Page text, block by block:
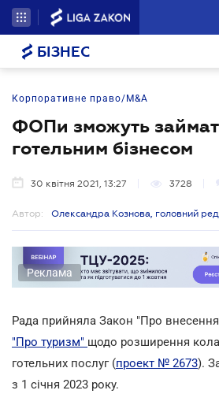
БІЗНЕС
Корпоративне право/M&A
ФОПи зможуть
готельним бізнесом
30 квітня 2021, 13:27 3728
Автор: Олександра Кознова, головний
Реклама
Рада прийняла Закон "Про
"Про туризм" щодо розширення кола
готельних послуг (проект № 2673).
з 1 січня 2023 року.